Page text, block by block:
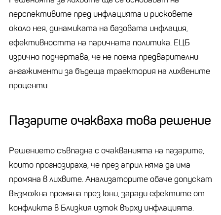
перспективите пред инфлацията и рисковете
около нея, динамиката на базовата инфлация,
ефективността на паричната политика. ЕЦБ
изрично подчертава, че не поема предварителни
ангажименти за бъдеща траектория на лихвените
проценти.
Пазарите очакваха това решение
Решението съвпадна с очакванията на пазарите,
които прогнозираха, че през април няма да има
промяна в лихвите. Анализаторите обаче допускат
възможна промяна през юни, заради ефектите от
конфликта в Близкия изток върху инфлацията.